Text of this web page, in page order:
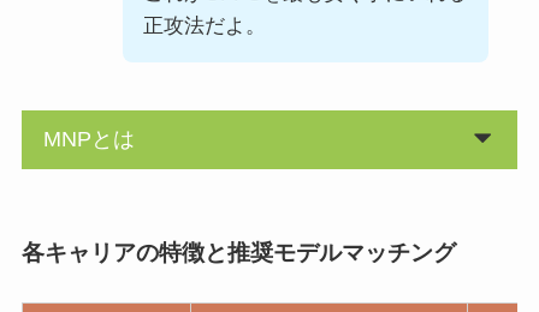
正攻法だよ。
MNPとは
各キャリアの特徴と推奨モデルマッチング